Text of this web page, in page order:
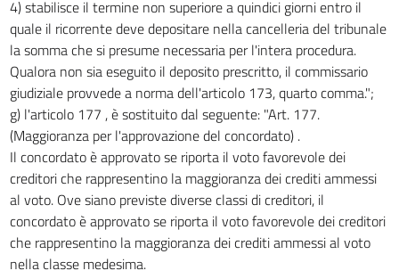
4) stabilisce il termine non superiore a quindici giorni entro il
quale il ricorrente deve depositare nella cancelleria del tribunale
la somma che si presume necessaria per l'intera procedura.
Qualora non sia eseguito il deposito prescritto, il commissario
giudiziale provvede a norma dell'articolo 173, quarto comma.";
g) l'articolo 177 , è sostituito dal seguente: "Art. 177.
(Maggioranza per l'approvazione del concordato) .
Il concordato è approvato se riporta il voto favorevole dei
creditori che rappresentino la maggioranza dei crediti ammessi
al voto. Ove siano previste diverse classi di creditori, il
concordato è approvato se riporta il voto favorevole dei creditori
che rappresentino la maggioranza dei crediti ammessi al voto
nella classe medesima.